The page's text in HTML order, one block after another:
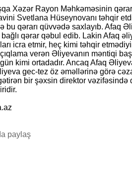
Xəzər Rayon Məhkəməsinin
Svetlana Hüseynovanı təhqir
bu qərarı qüvvədə saxlayıb. Afaq
qərar qəbul edib. Lakin Afaq
icra etmir, heç kimi təhqir
verən Əliyevanın məntiqi
gün kimi ortadadır. Ancaq Afaq
gec-tez öz əməllərinə görə
bir şəxsin direktor vəzifəsində
paylaş